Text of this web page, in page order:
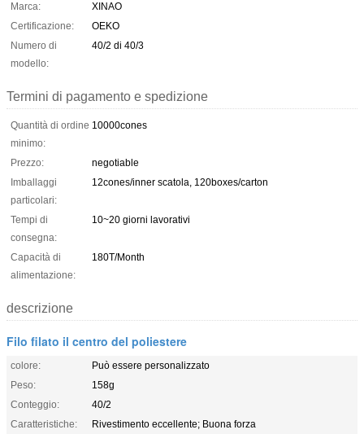
Marca:
XINAO
Certificazione:
OEKO
Numero di
modello:
40/2 di 40/3
Termini di pagamento e spedizione
Quantità di ordine
minimo:
10000cones
Prezzo:
negotiable
Imballaggi
particolari:
12cones/inner scatola, 120boxes/carton
Tempi di
consegna:
10~20 giorni lavorativi
Capacità di
alimentazione:
180T/Month
descrizione
Filo filato il centro del poliestere
colore:
Può essere personalizzato
Peso:
158g
Conteggio:
40/2
Caratteristiche:
Rivestimento eccellente; Buona forza